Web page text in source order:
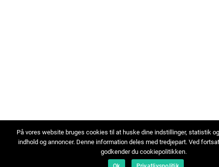
På vores website bruges cookies til at huske dine indstillinger, statistik
indhold og annoncer. Denne information deles med tredjepart. Ved
godkender du cookiepolitikken.